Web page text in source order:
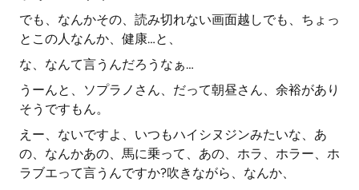
でも、なんかその、読み切れない画面越しでも、ちょっ
とこの人なんか、健康…と、
な、なんて言うんだろうなぁ…
うーんと、ソプラノさん、だって朝昼さん、余裕があり
そうですもん。
えー、ないですよ、いつもハイシヌジンみたいな、あ
の、なんかあの、馬に乗って、あの、ホラ、ホラー、ホ
ラブエって言うんですか?吹きながら、なんか、